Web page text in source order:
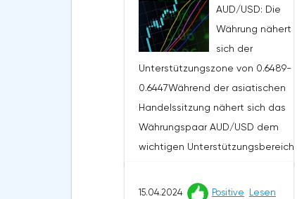
AUD/USD: Die
Währung nähert
sich der
Unterstützungszone von 0.6489-
0.6447Während der asiatischen
Handelssitzung nähert sich das
Währungspaar AUD/USD dem
wichtigen Unterstützungsbereich
Hintergrund der US-Statistiken.Die
15.04.2024 Positive Lesen